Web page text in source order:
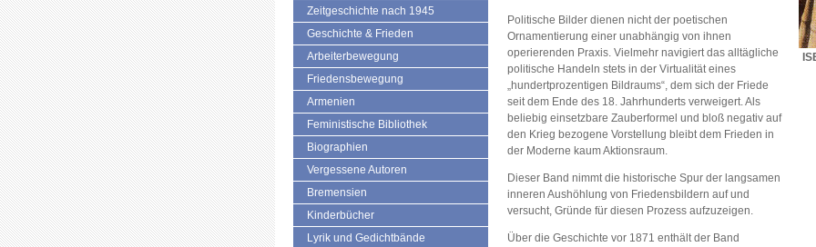
Zeitgeschichte nach 1945
Geschichte & Frieden
Arbeiterbewegung
Friedensbewegung
Armenien
Feministische Bibliothek
Biographien
Vergessene Autoren
Bremensien
Kinderbücher
Lyrik und Gedichtbände
Politische Bilder dienen nicht der poetischen
Ornamentierung einer unabhängig von ihnen
operierenden Praxis. Vielmehr navigiert das alltägliche
politische Handeln stets in der Virtualität eines
„hundertprozentigen Bildraums“, dem sich der Friede
seit dem Ende des 18. Jahrhunderts verweigert. Als
beliebig einsetzbare Zauberformel und bloß negativ auf
den Krieg bezogene Vorstellung bleibt dem Frieden in
der Moderne kaum Aktionsraum.
Dieser Band nimmt die historische Spur der langsamen
inneren Aushöhlung von Friedensbildern auf und
versucht, Gründe für diesen Prozess aufzuzeigen.
Über die Geschichte vor 1871 enthält der Band